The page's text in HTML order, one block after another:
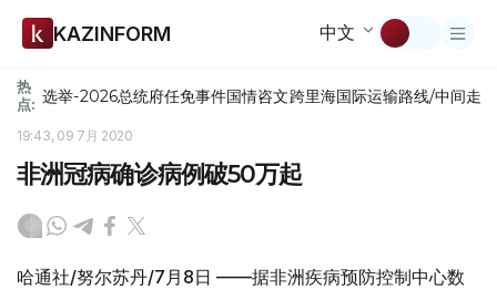
KAZINFORM 中文
热
点: 选举-2026总统府任免事件国情咨文跨里海国际运输路线/中间走廊
19:43, 09 7月 2020
非洲冠病确诊病例破50万起
哈通社/努尔苏丹/7月8日 ——据非洲疾病预防控制中心数